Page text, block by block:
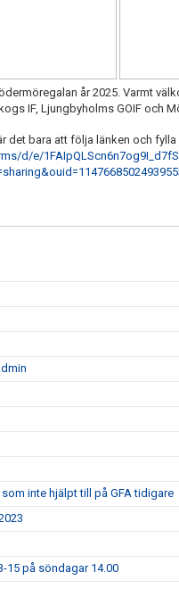
år 2025. Varmt
IF, Ljungbyholms GOIF och
det bara att följa länken och
d/e/
inte hjälpt till på GFA tidigare
på söndagar 14.00